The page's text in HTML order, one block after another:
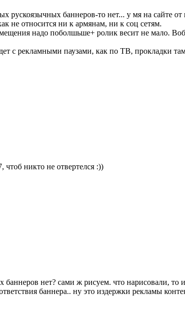
рускоязычных баннеров-то нет... у мя на сайте
не относится ни к армянам, ни к соц сетям.
надо поболшьше+ ролик весит не мало.
с рекламными паузами, как по ТВ, прокладки
чтоб никто не отвертелся :))
баннеров нет? сами ж рисуем. что нарисовали,
баннера.. ну это издержки рекламы